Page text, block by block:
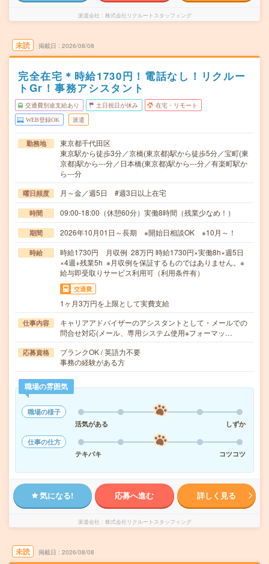
派遣会社 株式会社リクルートスタッフィング
未読 掲載日 2026/08/08
完全在宅＊時給1730円！電話なし！リクルー
トGr！事務アシスタント
交通費別途支給あり 土日祝日が休み 在宅・リモート
WEB登録OK 派遣
勤務地
東京都千代田区
東京駅から徒歩3分／京橋(東京都)駅から徒歩5分／宝町(東
京都)駅から---分／日本橋(東京都)駅から---分／有楽町駅か
ら---分
曜日頻度 月～金／週5日 #週3日以上在宅
時間 09:00-18:00（休憩60分）実働8時間（残業少なめ！）
期間 2026年10月01日～長期 ※開始日相談OK ※10月～！
時給
時給1730円 月収例 28万円 時給1730円×実働8h×週5日
×4週+残業5h ※月収例を保証するものではありません。※
給与即受取りサービス利用可（利用条件有）
交通費
1ヶ月3万円を上限として実費支給
仕事内容
キャリアアドバイザーのアシスタントとして・メールでの
問合せ対応(メール、専用システム使用※フォーマッ…
応募資格
ブランクOK / 英語力不要
事務の経験がある方
職場の雰囲気
職場の様子
活気がある
しずか
仕事の仕方
テキパキ
コツコツ
気になる! 応募へ進む 詳しく見る
派遣会社 株式会社リクルートスタッフィング
未読 掲載日 2026/08/08